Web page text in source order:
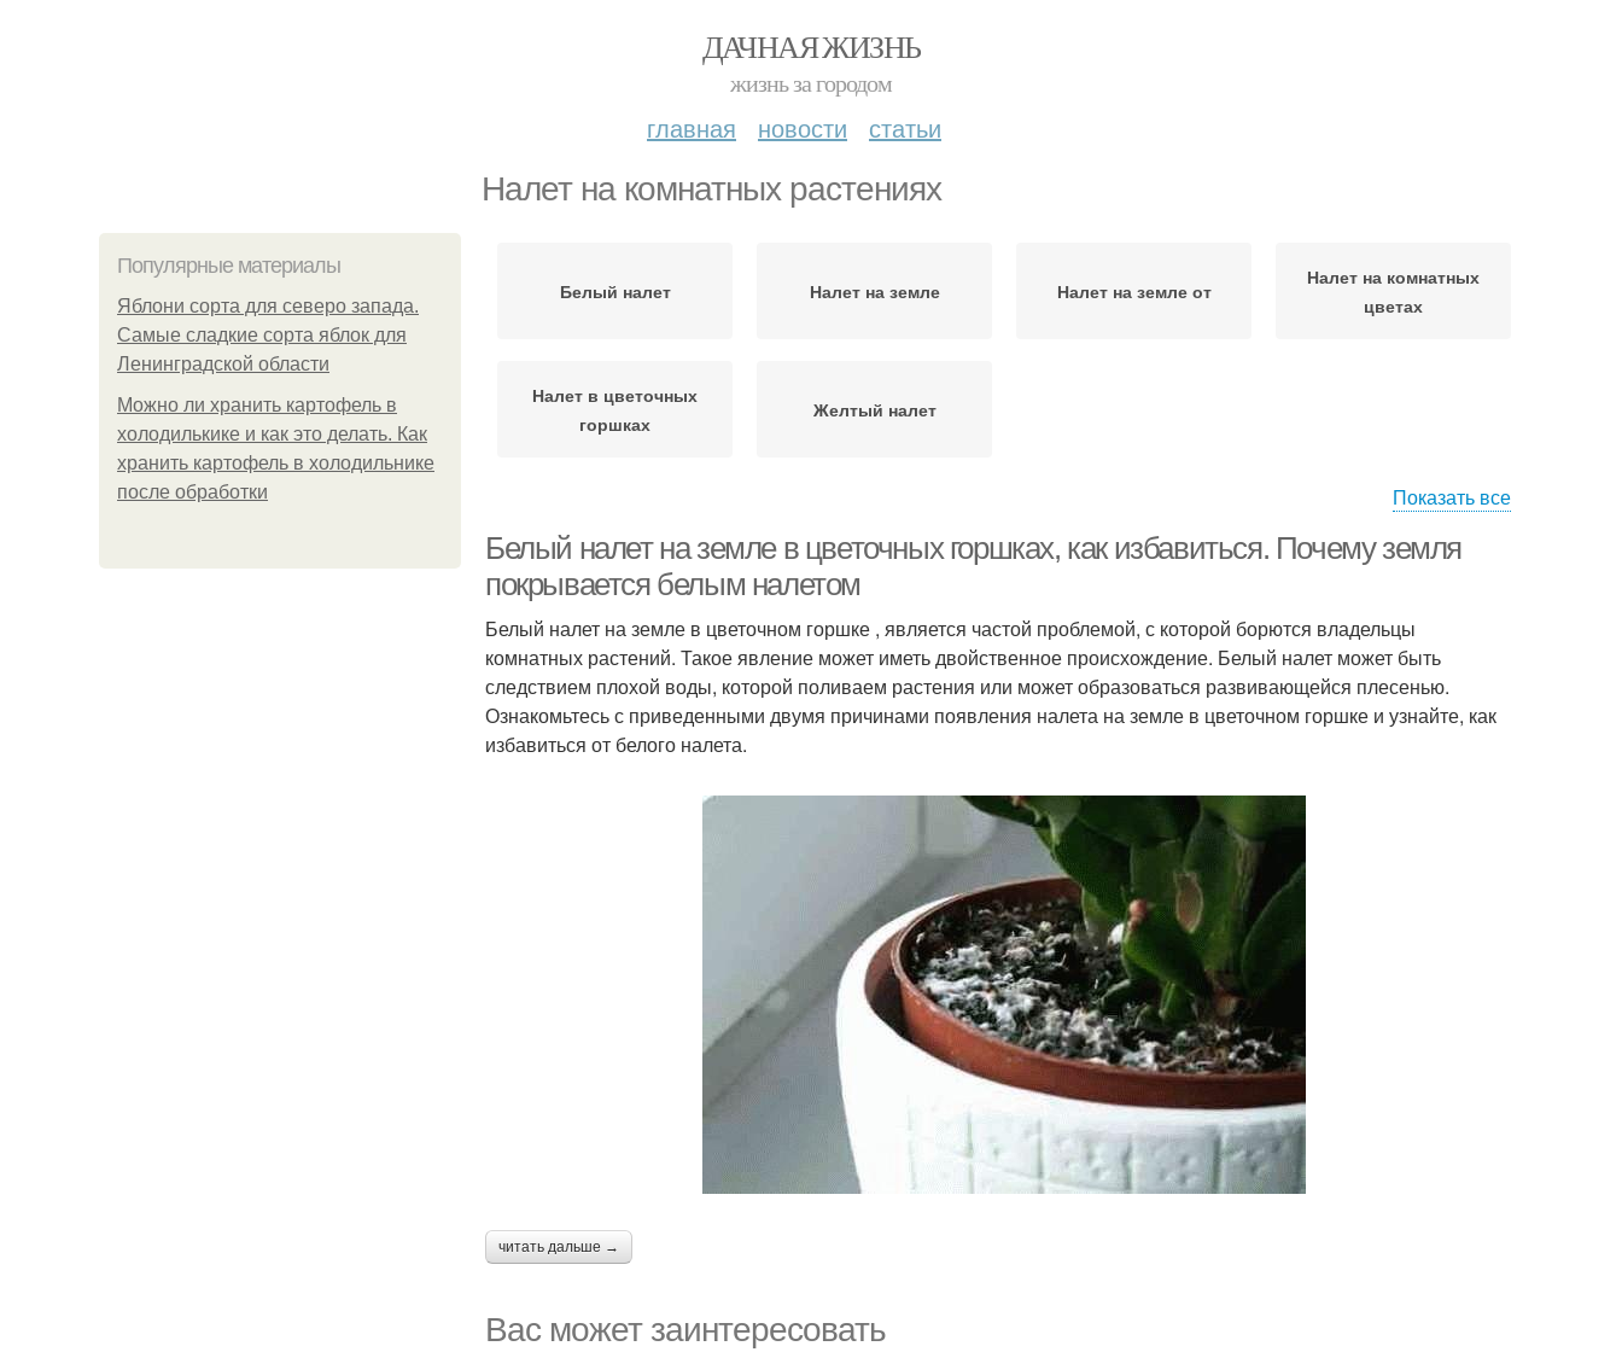
ДАЧНАЯ ЖИЗНЬ
жизнь за городом
главная новости статьи
Налет на комнатных растениях
Популярные материалы
Яблони сорта для северо запада.
Самые сладкие сорта яблок для
Ленинградской области
Можно ли хранить картофель в
холодилькике и как это делать. Как
хранить картофель в холодильнике
после обработки
Белый налет Налет на земле Налет на земле от
Налет на комнатных
цветах
Налет в цветочных
горшках
Желтый налет
Показать все
Белый налет на земле в цветочных горшках, как избавиться. Почему земля
покрывается белым налетом
Белый налет на земле в цветочном горшке , является частой проблемой, с которой борются владельцы
комнатных растений. Такое явление может иметь двойственное происхождение. Белый налет может быть
следствием плохой воды, которой поливаем растения или может образоваться развивающейся плесенью.
Ознакомьтесь с приведенными двумя причинами появления налета на земле в цветочном горшке и узнайте, как
избавиться от белого налета.
читать дальше →
Вас может заинтересовать